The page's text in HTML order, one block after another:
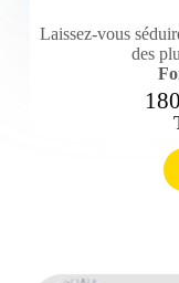
Laissez-vous
des